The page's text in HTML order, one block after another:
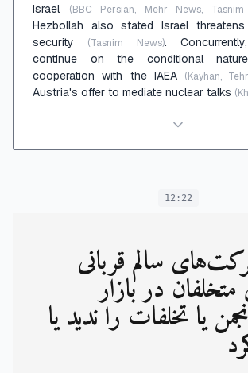
Israel
(BBC Persian, Mehr News,
Hezbollah also stated Israel
security
(Tasnim News).
continue on the conditional
cooperation with the IAEA
(Kayhan,
Austria's offer to mediate nuclear talks
12:22
سالم قربانی
در بازار
یا تخلفات را ندید یا